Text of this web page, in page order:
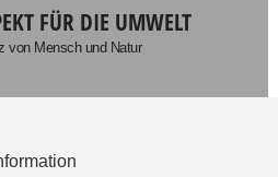
FÜR DIE UMWELT
von Mensch und Natur